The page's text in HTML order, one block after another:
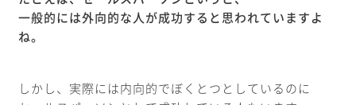
一般的には外向的な人が成功すると思われていますよ
ね。
しかし、実際には内向的でぼくとつとしているのに